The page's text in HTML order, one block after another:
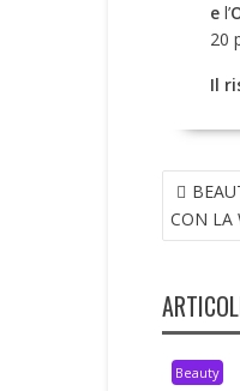
e l’
20
Il
CON LA
Beauty